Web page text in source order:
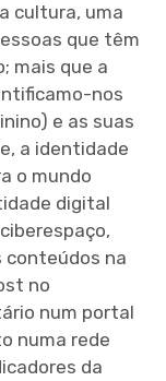
cultura, uma
que têm
mais que a
nos
e as suas
a identidade
o mundo
digital
conteúdos na
no
num portal
numa rede
da